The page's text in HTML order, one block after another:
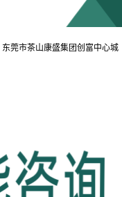
东莞市茶山康盛集团创富中心城